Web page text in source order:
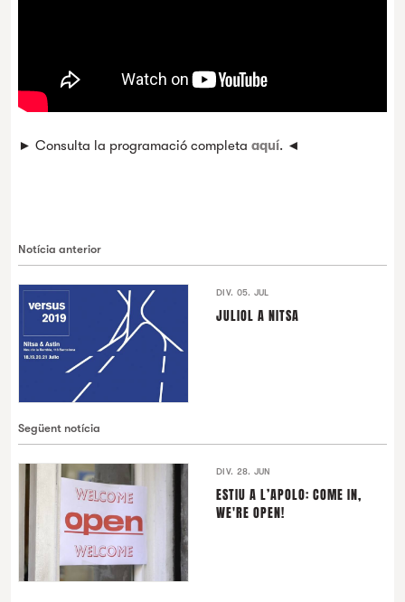
► Consulta la programació completa aquí. ◄
Notícia anterior
DIV. 05. JUL
JULIOL A NITSA
Següent notícia
DIV. 28. JUN
ESTIU A L’APOLO: COME IN,
WE'RE OPEN!